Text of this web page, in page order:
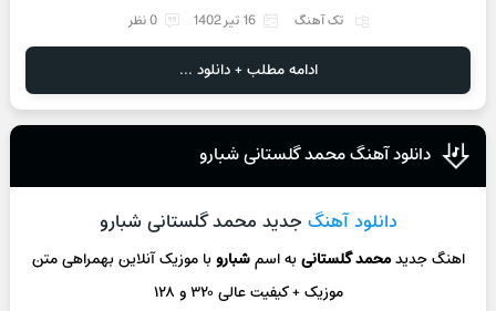
تک آهنگ 16 تیر 1402 0 نظر
ادامه مطلب + دانلود ...
دانلود آهنگ محمد گلستانی شبارو
دانلود آهنگ جدید محمد گلستانی شبارو
اهنگ جدیدمحمد گلستانیبه اسمشباروبا موزیک آنلاینبهمراهی متن
موزیک + کیفیت عالی ۳۲۰ و ۱۲۸